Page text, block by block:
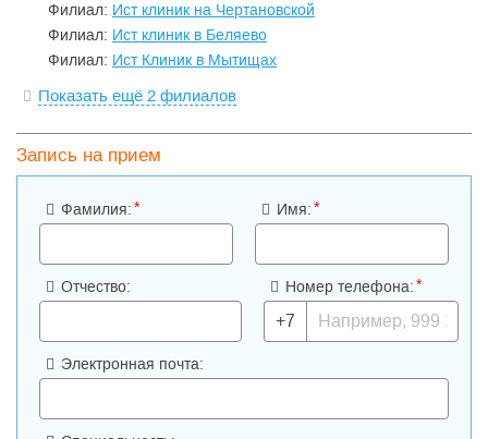
Филиал: Ист клиник на Чертановской
Филиал: Ист клиник в Беляево
Филиал: Ист Клиник в Мытищах
Показать ещё 2 филиалов
Запись на прием
Фамилия:* Имя:*
Отчество: Номер телефона:*
+7
Электронная почта: